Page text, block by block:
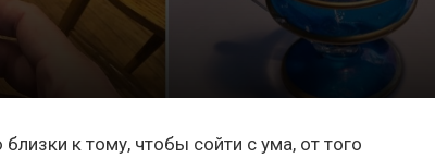
к тому, чтобы сойти с ума, от того